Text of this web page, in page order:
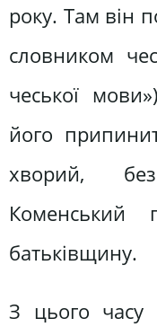
року. Там він
словником
чеської
його
хворий,
Коменський
батьківщину.
З цього часу